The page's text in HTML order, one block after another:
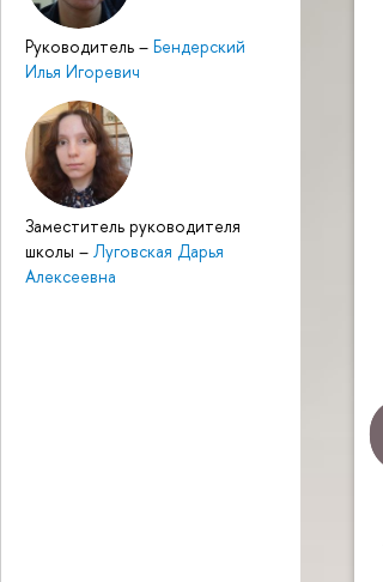
Руководитель – Бендерский
Илья Игоревич
Заместитель руководителя
школы – Луговская Дарья
Алексеевна